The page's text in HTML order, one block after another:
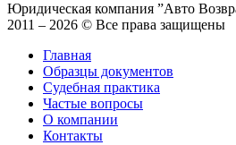
Юридическая компания ”Авто
2011 – 2026 © Все права защищены
Главная
Образцы документов
Судебная практика
Частые вопросы
О компании
Контакты